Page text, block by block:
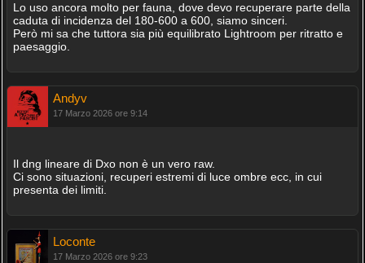
Lo uso ancora molto per fauna, dove devo recuperare parte della
caduta di incidenza del 180-600 a 600, siamo sinceri.
Però mi sa che tuttora sia più equilibrato Lightroom per ritratto e
paesaggio.
Andyv
17 Marzo 2026 ore 9:14
Il dng lineare di Dxo non è un vero raw.
Ci sono situazioni, recuperi estremi di luce ombre ecc, in cui
presenta dei limiti.
Loconte
17 Marzo 2026 ore 9:23